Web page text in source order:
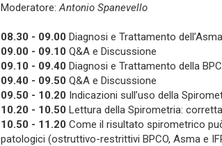
Moderatore:Antonio Spanevello
08.30 - 09.00 Diagnosi e Trattamento
09.00 - 09.10 Q&A e Discussione
09.10 - 09.40 Diagnosi e Trattamento della
09.40 - 09.50 Q&A e Discussione
09.50 - 10.20 Indicazioni sull’uso della
10.20 - 10.50 Lettura della Spirometria:
10.50 - 11.20 Come il risultato spirometrico
patologici (ostruttivo-restrittivi BPCO, Asma e